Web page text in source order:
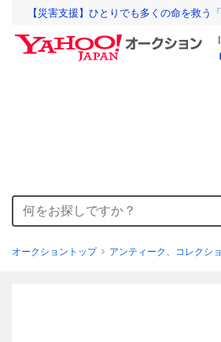
【災害支援】ひとりでも多くの命を救う
オークショントップ アンティーク、コレクシ